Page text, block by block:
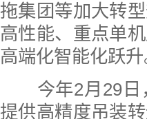
拖集团等加大转
高性能、重点单
高端化智能化跃升
今年2月29日
提供高精度吊装